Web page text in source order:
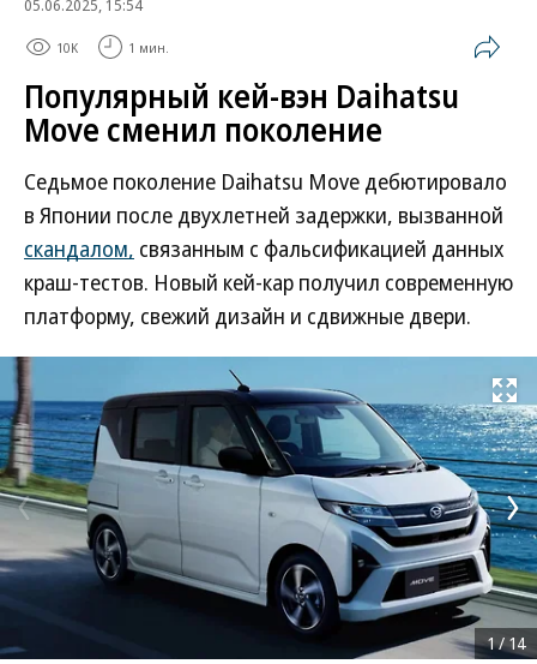
05.06.2025, 15:54
10K 1 мин.
Популярный кей-вэн Daihatsu
Move сменил поколение
Седьмое поколение Daihatsu Move дебютировало
в Японии после двухлетней задержки, вызванной
скандалом, связанным с фальсификацией данных
краш-тестов. Новый кей-кар получил современную
платформу, свежий дизайн и сдвижные двери.
Развернуть
1/14